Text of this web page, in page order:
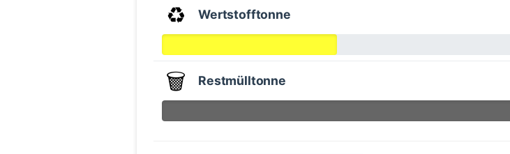
♻️ Wertstofftonne
🗑️ Restmülltonne